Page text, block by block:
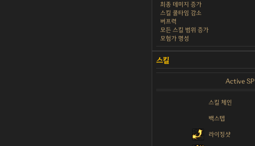
최종 데미지 증가
스킬 쿨타임 감소
버프력
모든 스킬 범위 증가
모험가 명성
Active SP
스킬 체인
백스텝
라이징샷